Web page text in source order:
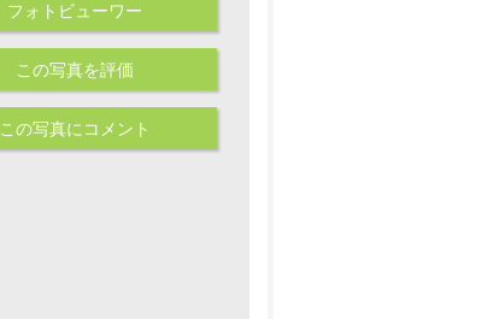
フォトビューワー
この写真を評価
この写真にコメント